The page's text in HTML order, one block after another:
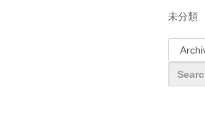
未分類